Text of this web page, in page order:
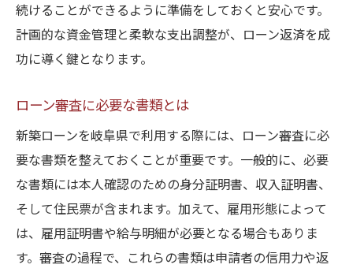
利用者の体験談と学び
新築ローンで実現した理想の家
成功の鍵となるポイント
地域密着型のローン活用法
家族の協力とローン計画
ローン返済を楽にする工夫
続けることができるように準備をしておくと安心です。
計画的な資金管理と柔軟な支出調整が、ローン返済を成
功に導く鍵となります。
ローン審査に必要な書類とは
新築ローンを岐阜県で利用する際には、ローン審査に必
要な書類を整えておくことが重要です。一般的に、必要
な書類には本人確認のための身分証明書、収入証明書、
そして住民票が含まれます。加えて、雇用形態によって
は、雇用証明書や給与明細が必要となる場合もありま
す。審査の過程で、これらの書類は申請者の信用力や返